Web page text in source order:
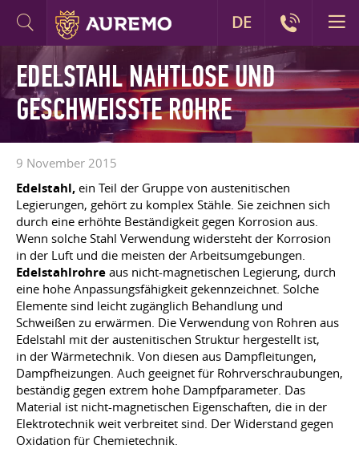
EDELSTAHL NAHTLOSE UND
GESCHWEISSTE ROHRE
9 November 2015
Edelstahl, ein Teil der Gruppe von austenitischen
Legierungen, gehört zu komplex Stähle. Sie zeichnen sich
durch eine erhöhte Beständigkeit gegen Korrosion aus.
Wenn solche Stahl Verwendung widersteht der Korrosion
in der Luft und die meisten der Arbeitsumgebungen.
Edelstahlrohre aus nicht-magnetischen Legierung, durch
eine hohe Anpassungsfähigkeit gekennzeichnet. Solche
Elemente sind leicht zugänglich Behandlung und
Schweißen zu erwärmen. Die Verwendung von Rohren aus
Edelstahl mit der austenitischen Struktur hergestellt ist,
in der Wärmetechnik. Von diesen aus Dampfleitungen,
Dampfheizungen. Auch geeignet für Rohrverschraubungen,
beständig gegen extrem hohe Dampfparameter. Das
Material ist nicht-magnetischen Eigenschaften, die in der
Elektrotechnik weit verbreitet sind. Der Widerstand gegen
Oxidation für Chemietechnik.
DE